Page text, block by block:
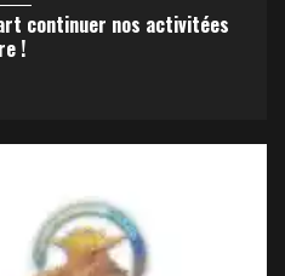
continuer nos activitées
!